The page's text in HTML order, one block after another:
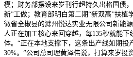
模；财务部摆设来岁刊行超持久出格国债
新”工做；教育部明白第二期“新双高”扶植
徽省全椒县的滁州悦达实业无限公司新能
人正在加工核心来回穿越，每135秒就能
体。“正在本地支撑下，这条出产线如期投
30%。”公司总司理黄泽伟说，打算来岁投